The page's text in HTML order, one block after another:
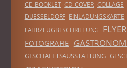
CD-BOOKLET CD-COVER COLLAGE
DUESSELDORF EINLADUNGSKARTE
FAHRZEUGBESCHRIFTUNG
FLYER
FOTOGRAFIE
GESCHAEFTSAUSSTATTUNG